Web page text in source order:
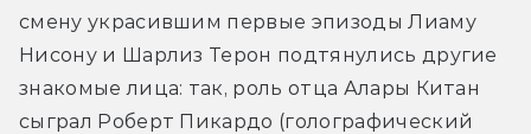
смену украсившим первые эпизоды Лиаму
Нисону и Шарлиз Терон подтянулись другие
знакомые лица: так, роль отца Алары Китан
сыграл Роберт Пикардо (голографический